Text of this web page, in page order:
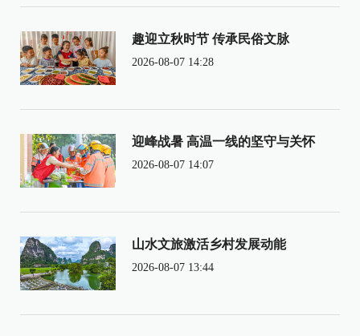
趣迎立秋时节 传承民俗文脉
2026-08-07 14:28
迎峰战暑 高温一线的坚守与关怀
2026-08-07 14:07
山水文旅激活乡村发展动能
2026-08-07 13:44